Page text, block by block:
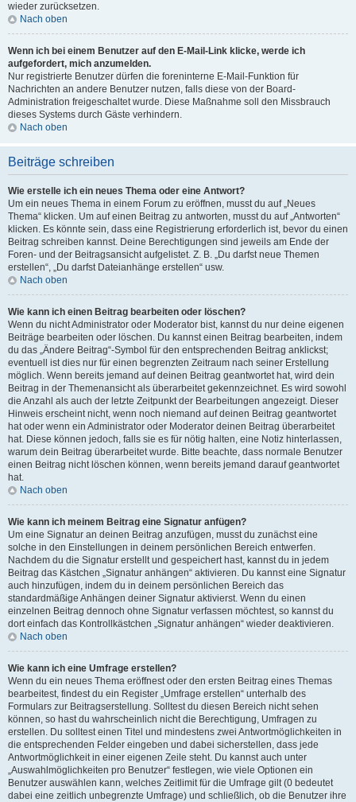
wieder zurücksetzen.
Nach oben
Wenn ich bei einem Benutzer auf den E-Mail-Link klicke, werde ich
aufgefordert, mich anzumelden.
Nur registrierte Benutzer dürfen die foreninterne E-Mail-Funktion für
Nachrichten an andere Benutzer nutzen, falls diese von der Board-
Administration freigeschaltet wurde. Diese Maßnahme soll den Missbrauch
dieses Systems durch Gäste verhindern.
Nach oben
Beiträge schreiben
Wie erstelle ich ein neues Thema oder eine Antwort?
Um ein neues Thema in einem Forum zu eröffnen, musst du auf „Neues
Thema“ klicken. Um auf einen Beitrag zu antworten, musst du auf „Antworten“
klicken. Es könnte sein, dass eine Registrierung erforderlich ist, bevor du einen
Beitrag schreiben kannst. Deine Berechtigungen sind jeweils am Ende der
Foren- und der Beitragsansicht aufgelistet. Z. B. „Du darfst neue Themen
erstellen“, „Du darfst Dateianhänge erstellen“ usw.
Nach oben
Wie kann ich einen Beitrag bearbeiten oder löschen?
Wenn du nicht Administrator oder Moderator bist, kannst du nur deine eigenen
Beiträge bearbeiten oder löschen. Du kannst einen Beitrag bearbeiten, indem
du das „Ändere Beitrag“-Symbol für den entsprechenden Beitrag anklickst;
eventuell ist dies nur für einen begrenzten Zeitraum nach seiner Erstellung
möglich. Wenn bereits jemand auf deinen Beitrag geantwortet hat, wird dein
Beitrag in der Themenansicht als überarbeitet gekennzeichnet. Es wird sowohl
die Anzahl als auch der letzte Zeitpunkt der Bearbeitungen angezeigt. Dieser
Hinweis erscheint nicht, wenn noch niemand auf deinen Beitrag geantwortet
hat oder wenn ein Administrator oder Moderator deinen Beitrag überarbeitet
hat. Diese können jedoch, falls sie es für nötig halten, eine Notiz hinterlassen,
warum dein Beitrag überarbeitet wurde. Bitte beachte, dass normale Benutzer
einen Beitrag nicht löschen können, wenn bereits jemand darauf geantwortet
hat.
Nach oben
Wie kann ich meinem Beitrag eine Signatur anfügen?
Um eine Signatur an deinen Beitrag anzufügen, musst du zunächst eine
solche in den Einstellungen in deinem persönlichen Bereich entwerfen.
Nachdem du die Signatur erstellt und gespeichert hast, kannst du in jedem
Beitrag das Kästchen „Signatur anhängen“ aktivieren. Du kannst eine Signatur
auch hinzufügen, indem du in deinem persönlichen Bereich das
standardmäßige Anhängen deiner Signatur aktivierst. Wenn du einen
einzelnen Beitrag dennoch ohne Signatur verfassen möchtest, so kannst du
dort einfach das Kontrollkästchen „Signatur anhängen“ wieder deaktivieren.
Nach oben
Wie kann ich eine Umfrage erstellen?
Wenn du ein neues Thema eröffnest oder den ersten Beitrag eines Themas
bearbeitest, findest du ein Register „Umfrage erstellen“ unterhalb des
Formulars zur Beitragserstellung. Solltest du diesen Bereich nicht sehen
können, so hast du wahrscheinlich nicht die Berechtigung, Umfragen zu
erstellen. Du solltest einen Titel und mindestens zwei Antwortmöglichkeiten in
die entsprechenden Felder eingeben und dabei sicherstellen, dass jede
Antwortmöglichkeit in einer eigenen Zeile steht. Du kannst auch unter
„Auswahlmöglichkeiten pro Benutzer“ festlegen, wie viele Optionen ein
Benutzer auswählen kann, welches Zeitlimit für die Umfrage gilt (0 bedeutet
dabei eine zeitlich unbegrenzte Umfrage) und schließlich, ob die Benutzer ihre